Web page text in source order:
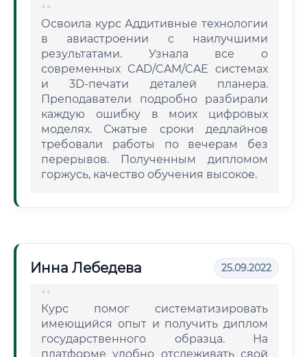
Освоила курс Аддитивные технологии
в авиастроении с наилучшими
результатами. Узнала все о
современных CAD/CAM/CAE системах
и 3D-печати деталей планера.
Преподаватели подробно разбирали
каждую ошибку в моих цифровых
моделях. Сжатые сроки дедлайнов
требовали работы по вечерам без
перерывов. Полученным дипломом
горжусь, качество обучения высокое.
Инна Лебедева 25.09.2022
Курс помог систематизировать
имеющийся опыт и получить диплом
государственного образца. На
платформе удобно отслеживать свой